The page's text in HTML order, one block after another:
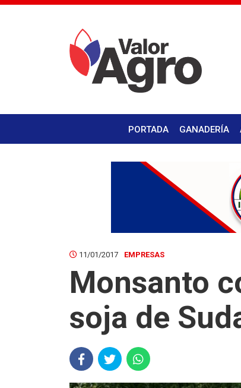
PORTADA GANADERÍA
11/01/2017 EMPRESAS
Monsanto
soja de